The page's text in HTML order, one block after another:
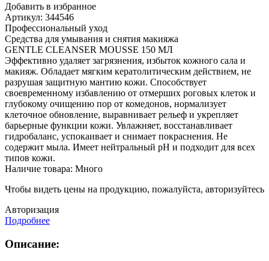
Добавить в избранное
Артикул: 344546
Профессиональный уход
Средства для умывания и снятия макияжа
GENTLE CLEANSER MOUSSE 150 МЛ
Эффективно удаляет загрязнения, избыток кожного сала и
макияж. Обладает мягким кератолитическим действием, не
разрушая защитную мантию кожи. Способствует
своевременному избавлению от отмерших роговых клеток и
глубокому очищению пор от комедонов, нормализует
клеточное обновление, выравнивает рельеф и укрепляет
барьерные функции кожи. Увлажняет, восстанавливает
гидробаланс, успокаивает и снимает покраснения. Не
содержит мыла. Имеет нейтральный рН и подходит для всех
типов кожи.
Наличие товара: Много
Чтобы видеть цены на продукцию, пожалуйста, авторизуйтесь
Авторизация
Подробнее
Описание: